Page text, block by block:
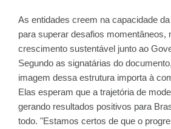
As entidades creem na capacidade
para superar desafios momentâneos,
crescimento sustentável junto ao
Segundo as signatárias do
imagem dessa estrutura importa à
Elas esperam que a trajetória de
gerando resultados positivos para
todo. "Estamos certos de que o